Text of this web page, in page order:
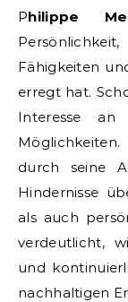
Philippe
Fähigkeiten
erregt hat.
Interesse
durch seine
Hindernisse
als auch
verdeutlicht,
und
nachhaltigen